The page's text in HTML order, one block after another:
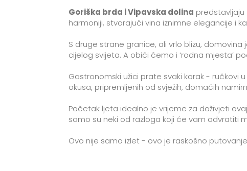
Goriška brda i Vipavska dolina predstavljaju
harmoniji, stvarajući vina iznimne elegancije i
S druge strane granice, ali vrlo blizu, domovina
cijelog svijeta. A obići ćemo i ‘rodna mjesta’
Gastronomski užici prate svaki korak -
okusa, pripremljenih od svježih, domaćih
Početak ljeta idealno je vrijeme za doživjeti
samo su neki od razloga koji će vam odvratiti
Ovo nije samo izlet - ovo je raskošno